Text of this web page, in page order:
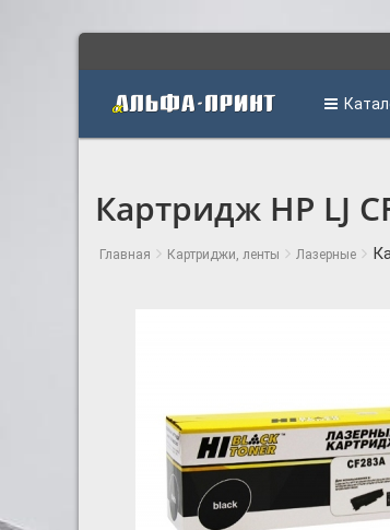
Картридж HP LJ
Главная Картриджи, ленты Лазерные